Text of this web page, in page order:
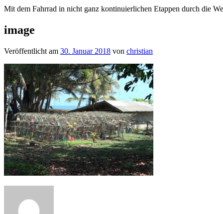
Mit dem Fahrrad in nicht ganz kontinuierlichen Etappen durch die
image
Veröffentlicht am 30. Januar 2018 von christian